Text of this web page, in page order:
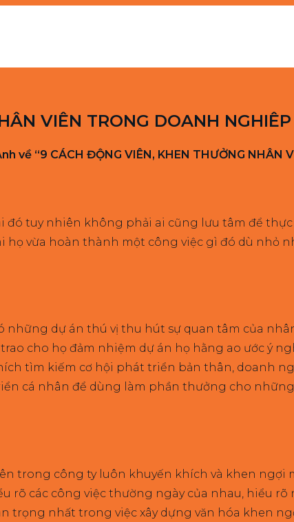
VIÊN TRONG DOANH NGHIÊP
về “9 CÁCH ĐỘNG VIÊN, KHEN THƯỞNG NHÂN
tuy nhiên không phải ai cũng lưu tâm để
vừa hoàn thành một công việc gì đó dù nhỏ
dự án thú vị thu hút sự quan tâm của
cho họ đảm nhiệm dự án họ hằng ao ước ý
tìm kiếm cơ hội phát triển bản thân, doanh
cá nhân để dùng làm phần thưởng cho
trong công ty luôn khuyến khích và khen ngợi
rõ các công việc thường ngày của nhau, hiểu
nhất trong việc xây dựng văn hóa khen